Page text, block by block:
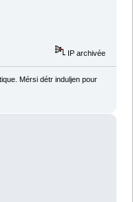
IP archivée
Mérsi détr induljen pour